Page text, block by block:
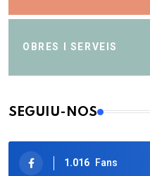
OBRES I SERVEIS
SEGUIU-NOS
1.016 Fans